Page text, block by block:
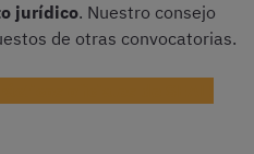
jurídico. Nuestro consejo
de otras convocatorias.